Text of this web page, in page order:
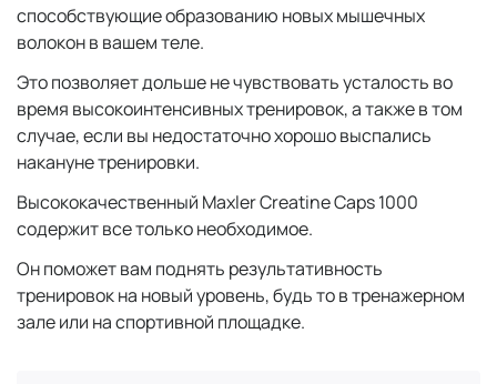
способствующие образованию новых мышечных
волокон в вашем теле.
Это позволяет дольше не чувствовать усталость во
время высокоинтенсивных тренировок, а также в том
случае, если вы недостаточно хорошо выспались
накануне тренировки.
Высококачественный Maxler Creatine Caps 1000
содержит все только необходимое.
Он поможет вам поднять результативность
тренировок на новый уровень, будь то в тренажерном
зале или на спортивной площадке.